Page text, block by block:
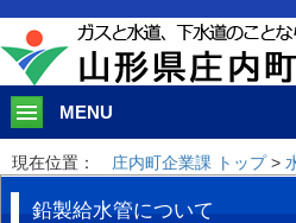
MENU
現在位置： 庄内町企業課 トップ>
鉛製給水管について